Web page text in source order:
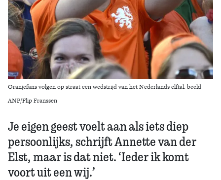
Oranjefans volgen op straat een wedstrijd van het Nederlands elftal. beeld
ANP/Flip Franssen
Je eigen geest voelt aan als iets diep
persoonlijks, schrijft Annette van der
Elst, maar is dat niet. ‘Ieder ik komt
voort uit een wij.’